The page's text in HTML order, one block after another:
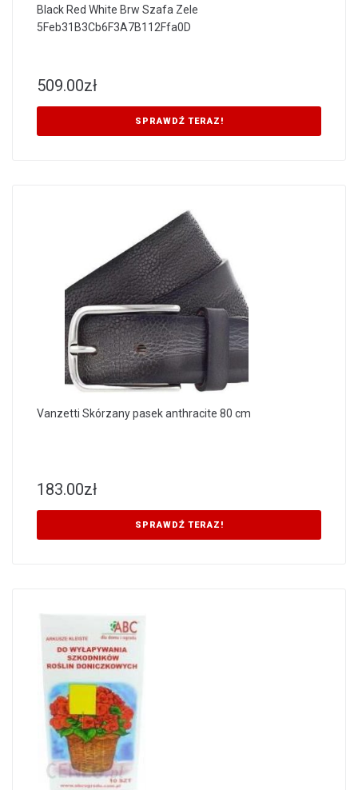
Black Red White Brw Szafa Zele
5Feb31B3Cb6F3A7B112Ffa0D
509.00zł
SPRAWDŹ TERAZ!
Vanzetti Skórzany pasek anthracite 80 cm
183.00zł
SPRAWDŹ TERAZ!